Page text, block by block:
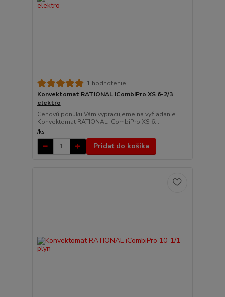
1 hodnotenie
Konvektomat RATIONAL iCombiPro XS 6-2/3
elektro
Cenovú ponuku Vám vypracujeme na vyžiadanie.
Konvektomat RATIONAL iCombiPro XS 6...
/ks
Pridať do košíka